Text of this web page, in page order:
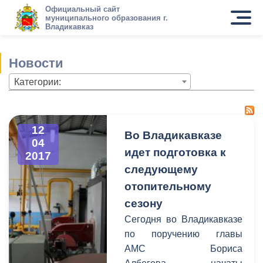
Официальный сайт
муниципального образования г.
Владикавказ
Новости
Категории:
12
04
2017
Во Владикавказе
идет подготовка к
следующему
отопительному
сезону
Сегодня во Владикавказе
по поручению главы
АМС Бориса